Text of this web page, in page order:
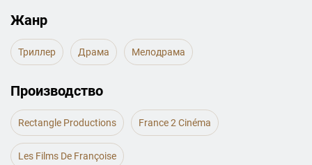
Жанр
Триллер Драма Мелодрама
Производство
Rectangle Productions France 2 Cinéma
Les Films De Françoise